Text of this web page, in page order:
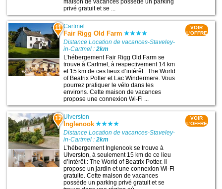
privé gratuit et se ...
11 Cartmel
Fair Rigg Old Farm
Distance Location de vacances-Staveley-
in-Cartmel :2km
L’hébergement Fair Rigg Old Farm se
trouve à Cartmel, à respectivement 14 km
et 15 km de ces lieux d’intérêt : The World
of Beatrix Potter et Lac Windermere. Vous
pourrez pratiquer le vélo dans les
environs. Cette maison de vacances
propose une connexion Wi-Fi ...
VOIR
L'OFFRE
12 Ulverston
Inglenook
Distance Location de vacances-Staveley-
in-Cartmel :2km
L’hébergement Inglenook se trouve à
Ulverston, à seulement 15 km de ce lieu
d’intérêt : The World of Beatrix Potter. Il
propose un jardin et une connexion Wi-Fi
gratuite. Cette maison de vacances
possède un parking privé gratuit et se
VOIR
L'OFFRE